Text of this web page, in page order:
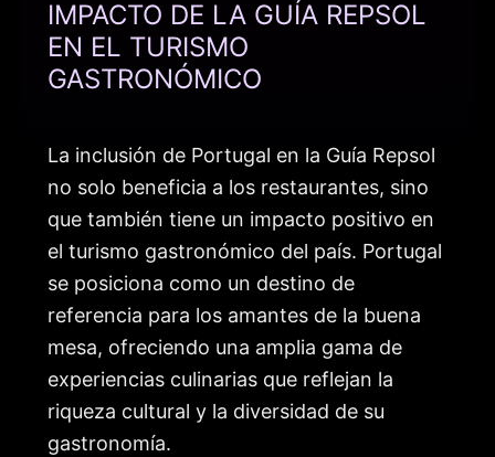
IMPACTO DE LA GUÍA REPSOL
EN EL TURISMO
GASTRONÓMICO
La inclusión de Portugal en la Guía Repsol
no solo beneficia a los restaurantes, sino
que también tiene un impacto positivo en
el turismo gastronómico del país. Portugal
se posiciona como un destino de
referencia para los amantes de la buena
mesa, ofreciendo una amplia gama de
experiencias culinarias que reflejan la
riqueza cultural y la diversidad de su
gastronomía.